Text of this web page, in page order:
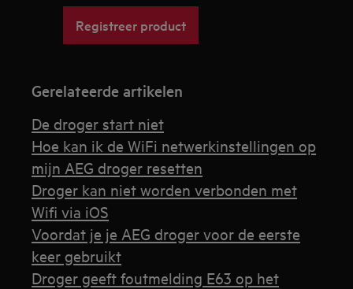
Registreer product
Gerelateerde artikelen
De droger start niet
Hoe kan ik de WiFi netwerkinstellingen op
mijn AEG droger resetten
Droger kan niet worden verbonden met
Wifi via iOS
Voordat je je AEG droger voor de eerste
keer gebruikt
Droger geeft foutmelding E63 op het